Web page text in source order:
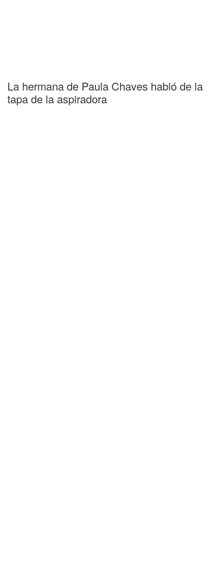
La hermana de Paula Chaves habló de la
tapa de la aspiradora